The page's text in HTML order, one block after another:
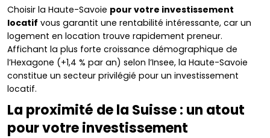
Choisir la Haute-Savoie pour votre investissement
locatif vous garantit une rentabilité intéressante, car un
logement en location trouve rapidement preneur.
Affichant la plus forte croissance démographique de
l’Hexagone (+1,4 % par an) selon l’Insee, la Haute-Savoie
constitue un secteur privilégié pour un investissement
locatif.
La proximité de la Suisse : un atout
pour votre investissement